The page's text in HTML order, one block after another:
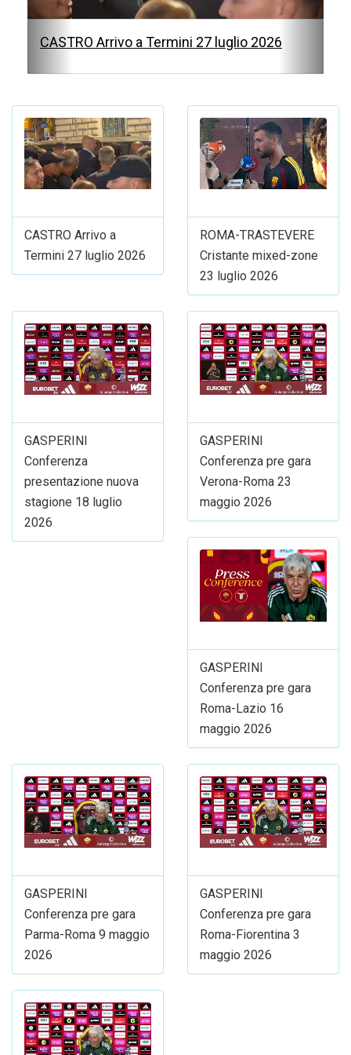
CASTRO Arrivo a Termini 27 luglio 2026
CASTRO Arrivo a
Termini 27 luglio 2026
ROMA-TRASTEVERE
Cristante mixed-zone
23 luglio 2026
GASPERINI
Conferenza
presentazione nuova
stagione 18 luglio
2026
GASPERINI
Conferenza pre gara
Verona-Roma 23
maggio 2026
GASPERINI
Conferenza pre gara
Roma-Lazio 16
maggio 2026
GASPERINI
Conferenza pre gara
Parma-Roma 9 maggio
2026
GASPERINI
Conferenza pre gara
Roma-Fiorentina 3
maggio 2026